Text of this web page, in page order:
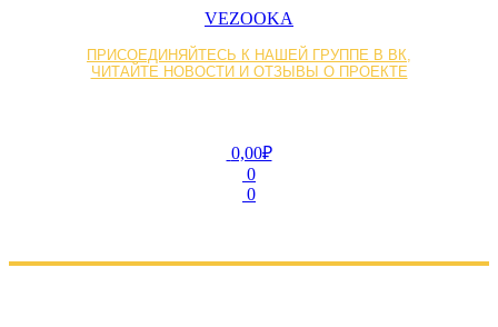
VEZOOKA
ПРИСОЕДИНЯЙТЕСЬ К НАШЕЙ ГРУППЕ В ВК,
ЧИТАЙТЕ НОВОСТИ И ОТЗЫВЫ О ПРОЕКТЕ
0,00₽
0
0